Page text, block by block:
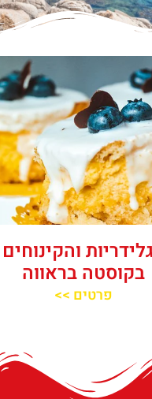
בקוסטה בראווה
פרטים >>